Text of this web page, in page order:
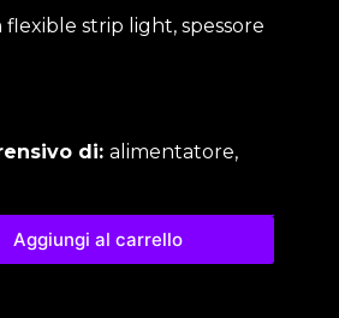
flexible strip light, spessore
di: alimentatore,
Aggiungi al carrello